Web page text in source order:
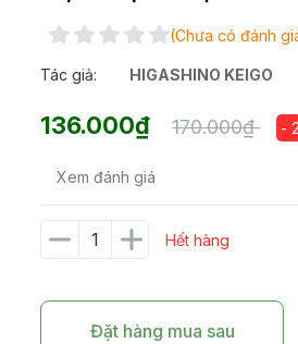
(Chưa có đánh
Tác giả: HIGASHINO KEIGO
136.000₫ 170.000₫ -
Xem đánh giá
Hết hàng
Đặt hàng mua sau